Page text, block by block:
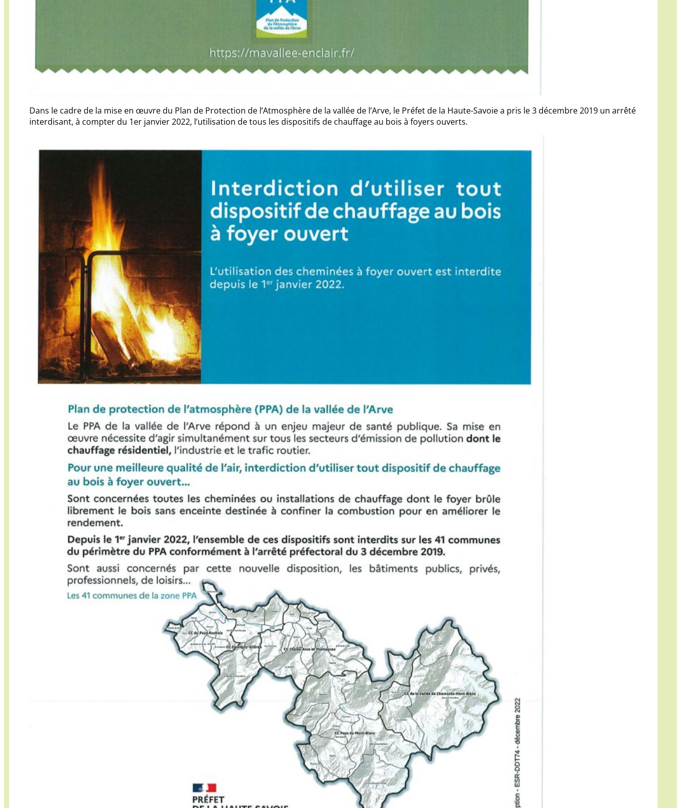
Dans le cadre de la mise en œuvre du Plan de Protection de l’Atmosphère de la vallée de l’Arve, le Préfet de la Haute-Savoie a pris le 3 décembre 2019 un arrêté
interdisant, à compter du 1er janvier 2022, l’utilisation de tous les dispositifs de chauffage au bois à foyers ouverts.